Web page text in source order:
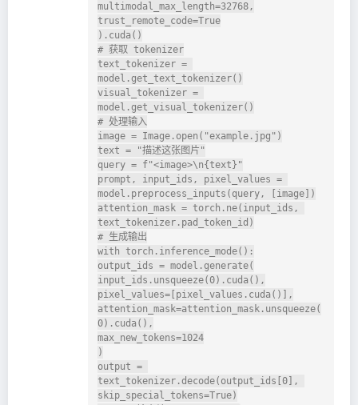
multimodal_max_length=32768,
trust_remote_code=True
).cuda()
# 获取 tokenizer
text_tokenizer =
model.get_text_tokenizer()
visual_tokenizer =
model.get_visual_tokenizer()
# 处理输入
image = Image.open("example.jpg")
text = "描述这张图片"
query = f"<image>\n{text}"
prompt, input_ids, pixel_values =
model.preprocess_inputs(query, [image])
attention_mask = torch.ne(input_ids,
text_tokenizer.pad_token_id)
# 生成输出
with torch.inference_mode():
output_ids = model.generate(
input_ids.unsqueeze(0).cuda(),
pixel_values=[pixel_values.cuda()],
attention_mask=attention_mask.unsqueeze(
0).cuda(),
max_new_tokens=1024
)
output =
text_tokenizer.decode(output_ids[0],
skip_special_tokens=True)